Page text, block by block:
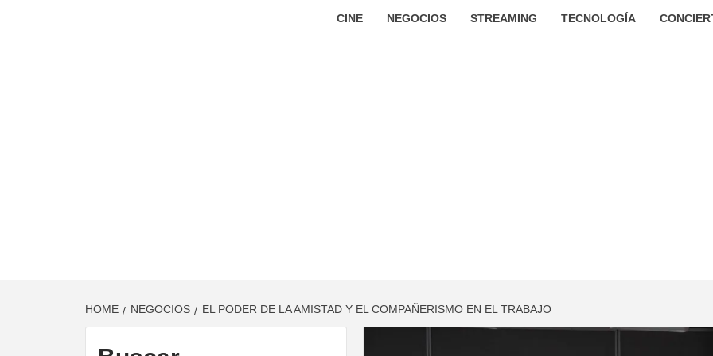
CINE NEGOCIOS STREAMING TECNOLOGÍA
HOME NEGOCIOS EL PODER DE LA AMISTAD Y EL COMPAÑERISMO EN EL TRABAJO